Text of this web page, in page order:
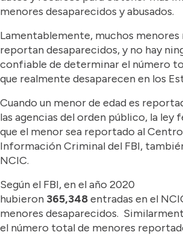
menores desaparecidos y abusados.
Lamentablemente, muchos menores
reportan desaparecidos, y no hay
confiable de determinar el número
que realmente desaparecen en los
Cuando un menor de edad es
las agencias del orden público, la ley
que el menor sea reportado al
Información Criminal del FBI,
NCIC.
Según el FBI, en el año 2020
hubieron 365,348entradas en el
menores desaparecidos.
el número total de menores